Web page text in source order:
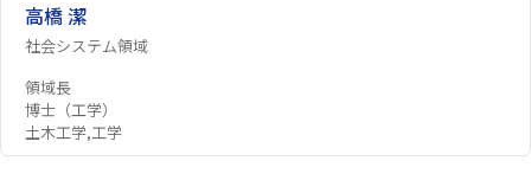
高橋 潔
社会システム領域
領域長
博士（工学）
土木工学,工学